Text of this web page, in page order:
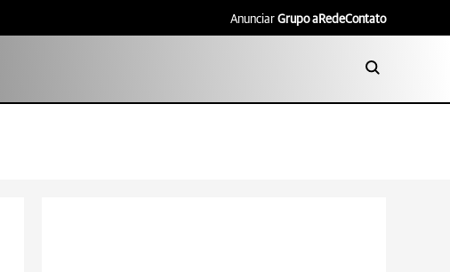
Anunciar Grupo aRedeContato